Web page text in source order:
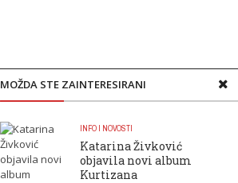
MOŽDA STE ZAINTERESIRANI
INFO I NOVOSTI
Katarina Živković
objavila novi album
Kurtizana